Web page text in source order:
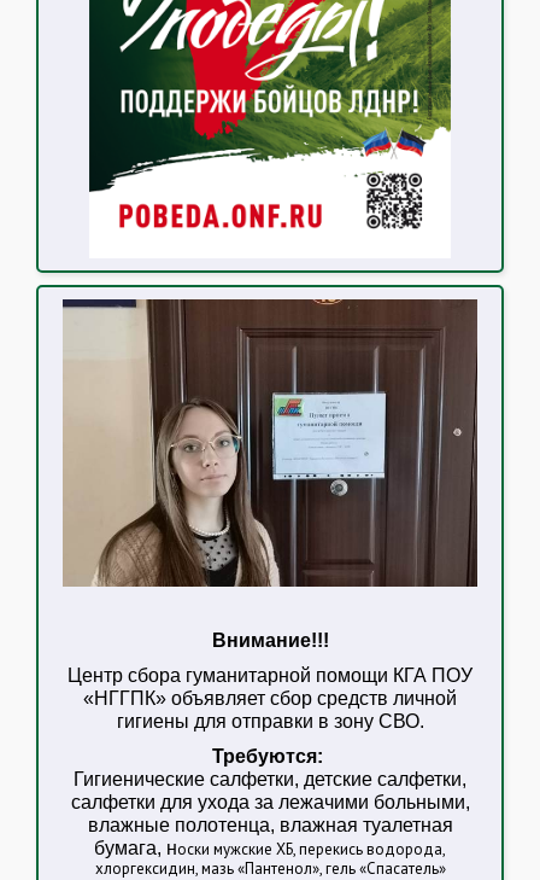
Внимание!!!
Центр сбора гуманитарной помощи КГА ПОУ
«НГГПК» объявляет сбор средств личной
гигиены для отправки в зону СВО.
Требуются:
Гигиенические салфетки, детские салфетки,
салфетки для ухода за лежачими больными,
влажные полотенца, влажная туалетная
бумага, носки мужские ХБ, перекись водорода,
хлоргексидин, мазь «Пантенол», гель «Спасатель»